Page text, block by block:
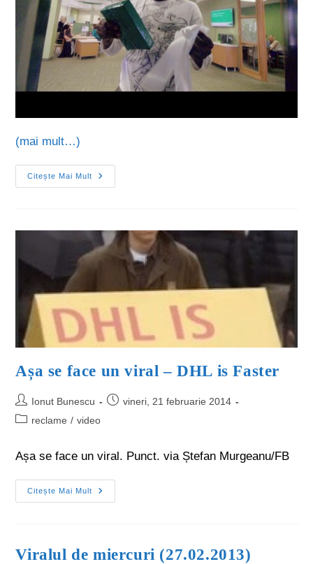
(mai mult…)
Citește Mai Mult
Așa se face un viral – DHL is Faster
Ionut Bunescu
vineri, 21 februarie 2014
reclame / video
Așa se face un viral. Punct. via Ștefan Murgeanu/FB
Citește Mai Mult
Viralul de miercuri (27.02.2013)